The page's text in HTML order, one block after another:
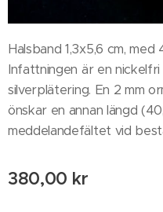
Halsband 1,3x5,6 cm,
Infattningen är en
silverplätering. En 2 mm
önskar en annan längd
meddelandefältet vid
380,00 kr